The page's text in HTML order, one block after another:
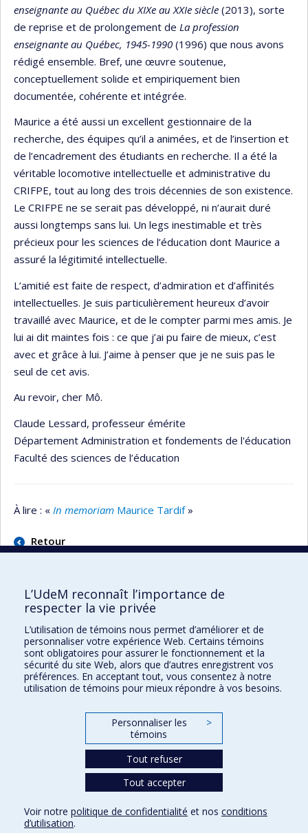
enseignante au Québec du XIXe au XXIe siècle (2013), sorte
de reprise et de prolongement de La profession
enseignante au Québec, 1945-1990 (1996) que nous avons
rédigé ensemble. Bref, une œuvre soutenue,
conceptuellement solide et empiriquement bien
documentée, cohérente et intégrée.
Maurice a été aussi un excellent gestionnaire de la
recherche, des équipes qu’il a animées, et de l’insertion et
de l’encadrement des étudiants en recherche. Il a été la
véritable locomotive intellectuelle et administrative du
CRIFPE, tout au long des trois décennies de son existence.
Le CRIFPE ne se serait pas développé, ni n’aurait duré
aussi longtemps sans lui. Un legs inestimable et très
précieux pour les sciences de l’éducation dont Maurice a
assuré la légitimité intellectuelle.
L’amitié est faite de respect, d’admiration et d’affinités
intellectuelles. Je suis particulièrement heureux d’avoir
travaillé avec Maurice, et de le compter parmi mes amis. Je
lui ai dit maintes fois : ce que j’ai pu faire de mieux, c’est
avec et grâce à lui. J’aime à penser que je ne suis pas le
seul de cet avis.
Au revoir, cher Mô.
Claude Lessard, professeur émérite
Département Administration et fondements de l'éducation
Faculté des sciences de l’éducation
À lire : « In memoriam Maurice Tardif»
Retour
Faculté des sciences de l'éducation
Pavillon Marie-Victorin
90, avenue Vincent-d'Indy
Montréal (Québec) H2V 2S9
Conditions d’utilisation
L’UdeM reconnaît l’importance de
respecter la vie privée
L’utilisation de témoins nous permet d’améliorer et de
personnaliser votre expérience Web. Certains témoins
sont obligatoires pour assurer le fonctionnement et la
sécurité du site Web, alors que d’autres enregistrent vos
préférences. En acceptant tout, vous consentez à notre
utilisation de témoins pour mieux répondre à vos besoins.
Personnaliser les
témoins
>
Tout refuser
Tout accepter
Voir notre politique de confidentialité et nos conditions
d’utilisation.